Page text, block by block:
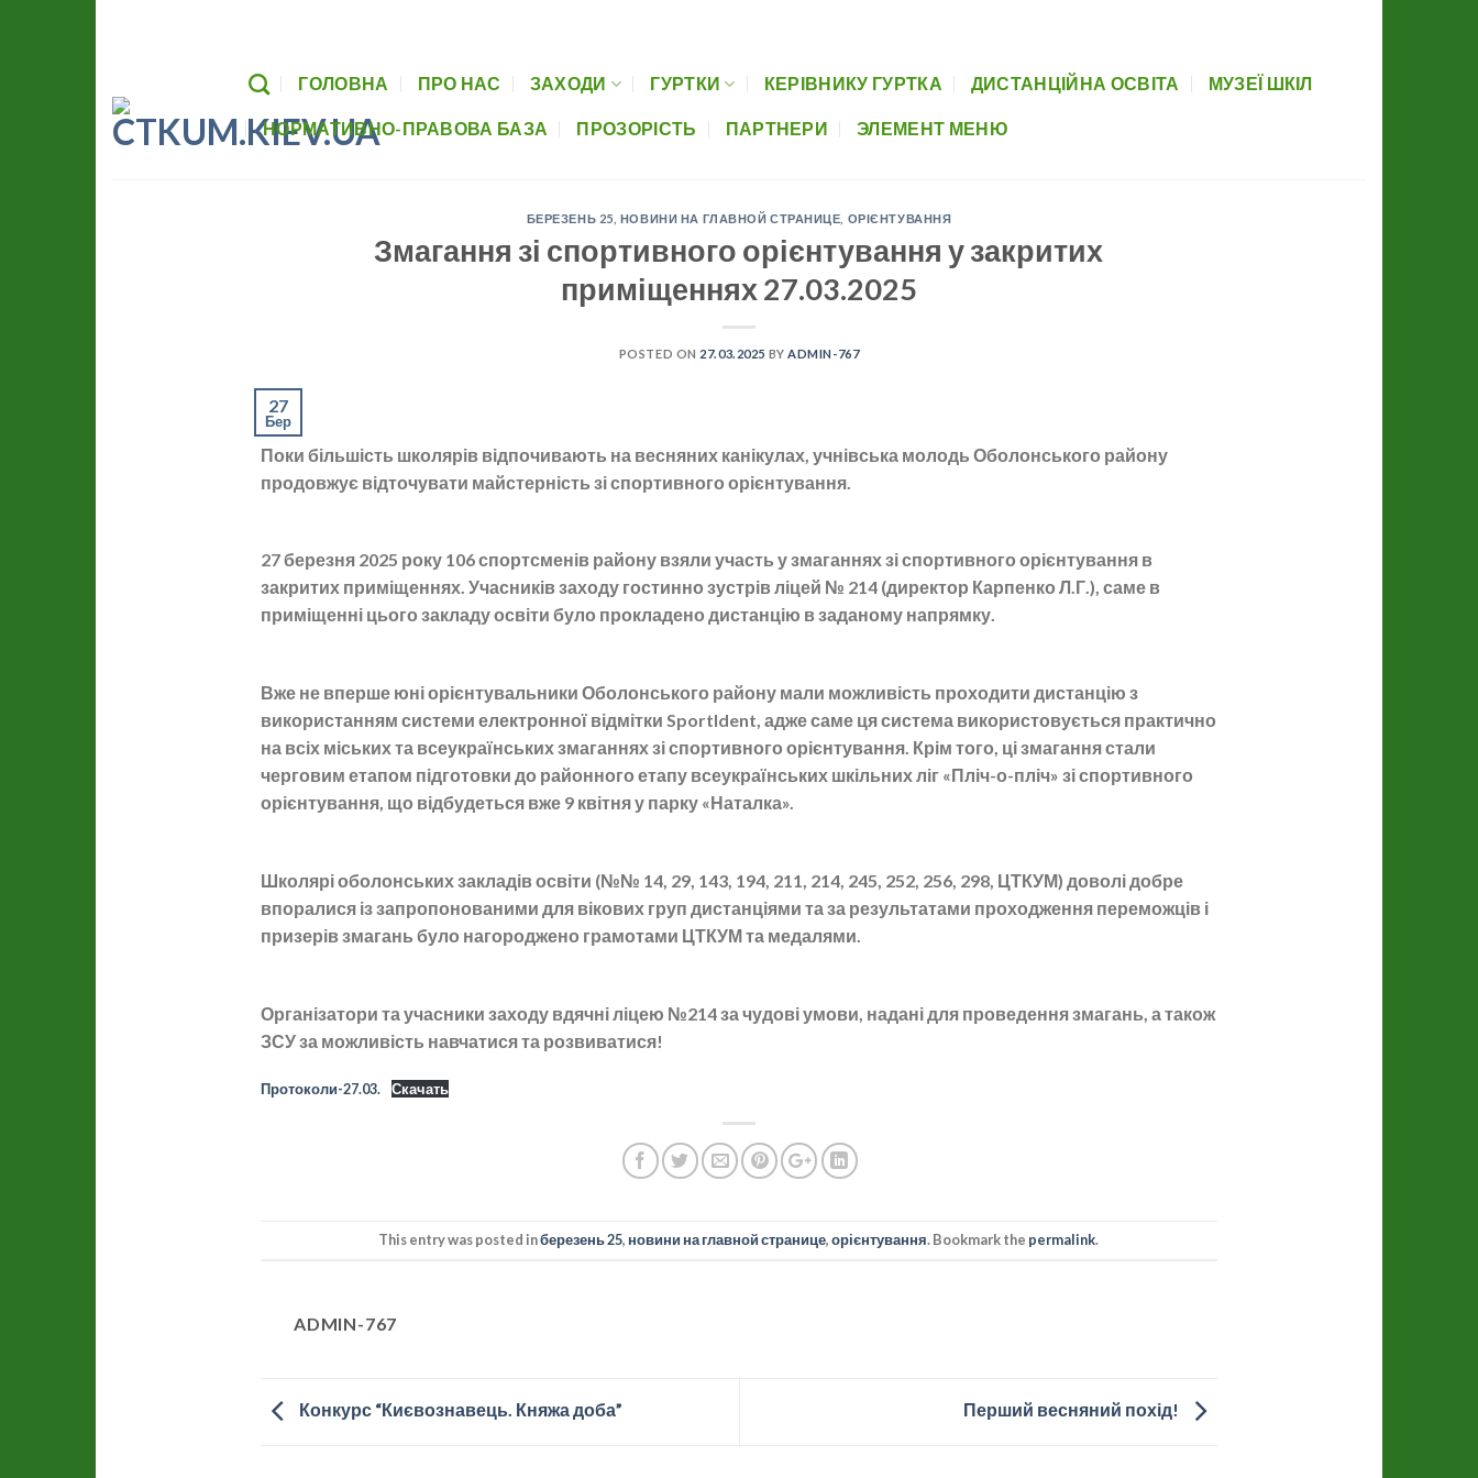
ГОЛОВНА ПРО НАС ЗАХОДИ ГУРТКИ КЕРІВНИКУ ГУРТКА ДИСТАНЦІЙНА ОСВІТА МУЗЕЇ ШКІЛ
НОРМАТИВНО-ПРАВОВА БАЗА ПРОЗОРІСТЬ ПАРТНЕРИ ЭЛЕМЕНТ МЕНЮ
БЕРЕЗЕНЬ 25 НОВИНИ НА ГЛАВНОЙ СТРАНИЦЕ ОРІЄНТУВАННЯ
Змагання зі спортивного орієнтування у закритих
приміщеннях 27.03.2025
POSTED ON 27.03.2025 BY ADMIN-767
27
Бер
Поки більшість школярів відпочивають на весняних канікулах, учнівська молодь Оболонського району
продовжує відточувати майстерність зі спортивного орієнтування.
27 березня 2025 року 106 спортсменів району взяли участь у змаганнях зі спортивного орієнтування в
закритих приміщеннях. Учасників заходу гостинно зустрів ліцей № 214 (директор Карпенко Л.Г.), саме в
приміщенні цього закладу освіти було прокладено дистанцію в заданому напрямку.
Вже не вперше юні орієнтувальники Оболонського району мали можливість проходити дистанцію з
використанням системи електронної відмітки SportIdent, адже саме ця система використовується практично
на всіх міських та всеукраїнських змаганнях зі спортивного орієнтування. Крім того, ці змагання стали
черговим етапом підготовки до районного етапу всеукраїнських шкільних ліг «Пліч-о-пліч» зі спортивного
орієнтування, що відбудеться вже 9 квітня у парку «Наталка».
Школярі оболонських закладів освіти (№№ 14, 29, 143, 194, 211, 214, 245, 252, 256, 298, ЦТКУМ) доволі добре
впоралися із запропонованими для вікових груп дистанціями та за результатами проходження переможців і
призерів змагань було нагороджено грамотами ЦТКУМ та медалями.
Організатори та учасники заходу вдячні ліцею №214 за чудові умови, надані для проведення змагань, а також
ЗСУ за можливість навчатися та розвиватися!
Протоколи-27.03. Скачать
This entry was posted inберезень 25, новини на главной странице,орієнтування. Bookmark the permalink.
ADMIN-767
Конкурс “Києвознавець. Княжа доба” Перший весняний похід!